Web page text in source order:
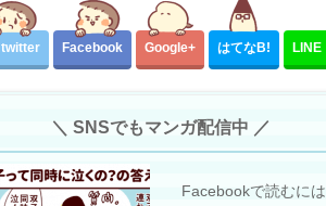
twitter Facebook Google+ はてなB! LINE
＼ SNSでもマンガ配信中 ／
Facebookで読むには